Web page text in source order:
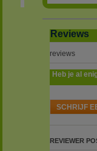
Reviews
reviews
Heb je al
SCHRIJF
REVIEWER